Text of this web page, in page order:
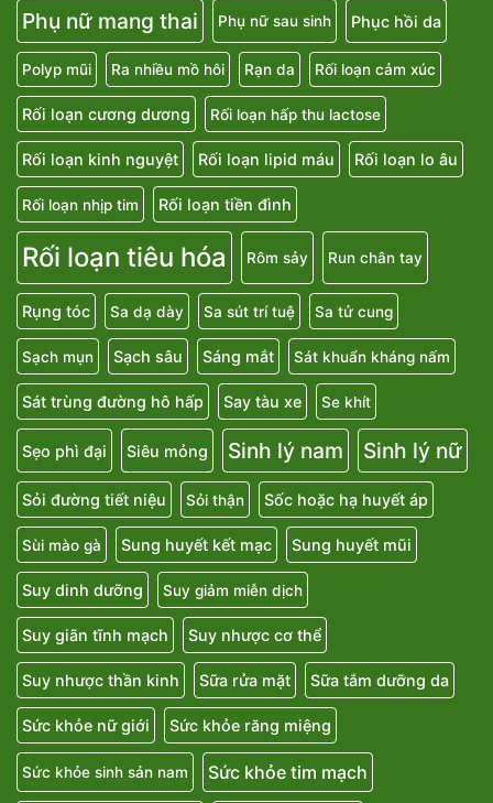
Phụ nữ mang thai Phụ nữ sau sinh Phục hồi da
Polyp mũi Ra nhiều mồ hôi Rạn da Rối loạn cảm xúc
Rối loạn cương dương Rối loạn hấp thu lactose
Rối loạn kinh nguyệt Rối loạn lipid máu Rối loạn lo âu
Rối loạn nhịp tim Rối loạn tiền đình
Rối loạn tiêu hóa Rôm sảy Run chân tay
Rụng tóc Sa dạ dày Sa sút trí tuệ Sa tử cung
Sạch mụn Sạch sâu Sáng mắt Sát khuẩn kháng nấm
Sát trùng đường hô hấp Say tàu xe Se khít
Sẹo phì đại Siêu mỏng Sinh lý nam Sinh lý nữ
Sỏi đường tiết niệu Sỏi thận Sốc hoặc hạ huyết áp
Sùi mào gà Sung huyết kết mạc Sung huyết mũi
Suy dinh dưỡng Suy giảm miễn dịch
Suy giãn tĩnh mạch Suy nhược cơ thể
Suy nhược thần kinh Sữa rửa mặt Sữa tắm dưỡng da
Sức khỏe nữ giới Sức khỏe răng miệng
Sức khỏe sinh sản nam Sức khỏe tim mạch